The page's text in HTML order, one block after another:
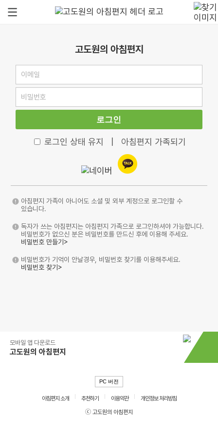
고도원의 아침편지
로그인
로그인 상태 유지 아침편지 가족되기
아침편지 가족이 아니어도 소셜 및 외부 계정으로 로그인할 수
있습니다.
독자가 쓰는 아침편지는 아침편지 가족으로 로그인하셔야 가능합니다.
비밀번호가 없으신 분은 비밀번호를 만드신 후에 이용해 주세요.
비밀번호 만들기>
비밀번호가 기억이 안날경우, 비밀번호 찾기를 이용해주세요.
비밀번호 찾기>
모바일 앱 다운로드
고도원의 아침편지
PC 버전
아침편지 소개 추천하기 이용약관
개인정보 처리방침
ⓒ 고도원의 아침편지